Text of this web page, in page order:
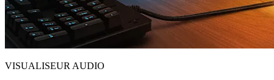
VISUALISEUR AUDIO